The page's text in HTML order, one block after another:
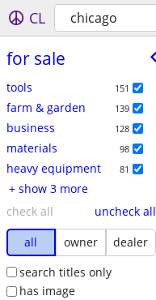
CL chicago
for sale
tools 151
farm & garden 139
business 128
materials 98
heavy equipment 81
+ show 3 more
check all
uncheck all
all
owner
dealer
search titles only
has image